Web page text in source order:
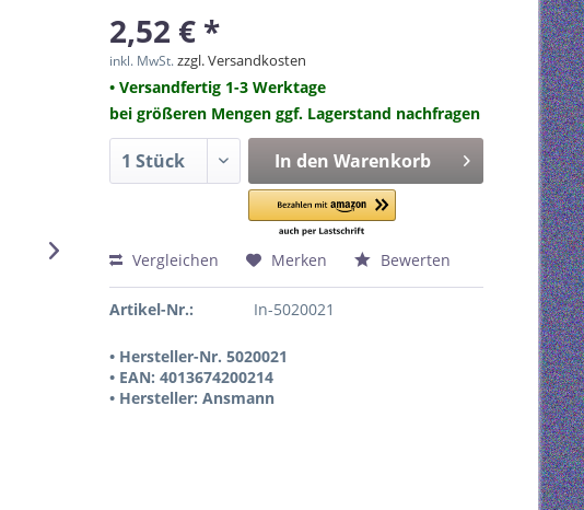
2,52 € *
inkl. MwSt.zzgl. Versandkosten
• Versandfertig 1-3 Werktage
bei größeren Mengen ggf. Lagerstand nachfragen
In den Warenkorb
Vergleichen Merken Bewerten
Artikel-Nr.: In-5020021
• Hersteller-Nr. 5020021
• EAN: 4013674200214
• Hersteller: Ansmann